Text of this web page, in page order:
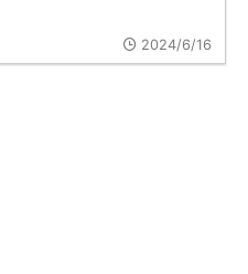
2024/6/16